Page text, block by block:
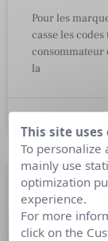
Pour les
casse les
consommateur
la
This site uses
To personalize
mainly use
optimization
experience.
For more
click on the